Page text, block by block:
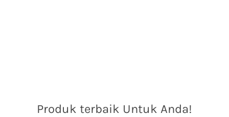
Produk terbaik Untuk Anda!